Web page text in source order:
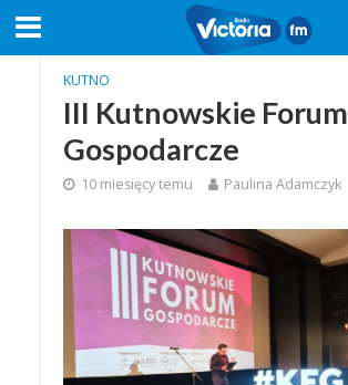
KUTNO
III Kutnowskie Forum
Gospodarcze
10 miesięcy temu Paulina Adamczyk